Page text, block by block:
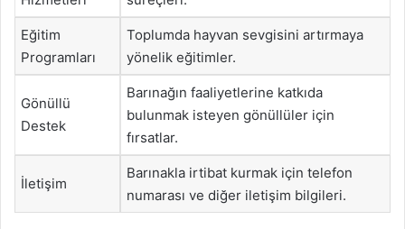
Eğitim
Programları
Toplumda hayvan sevgisini artırmaya
yönelik eğitimler.
Gönüllü
Destek
Barınağın faaliyetlerine katkıda
bulunmak isteyen gönüllüler için
fırsatlar.
İletişim
Barınakla irtibat kurmak için telefon
numarası ve diğer iletişim bilgileri.